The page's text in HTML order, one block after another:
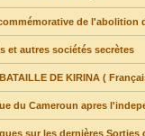
de l'abolition
et autres sociétés secrètes
DE KIRINA (
du Cameroun apres
sur les dernières Sorties